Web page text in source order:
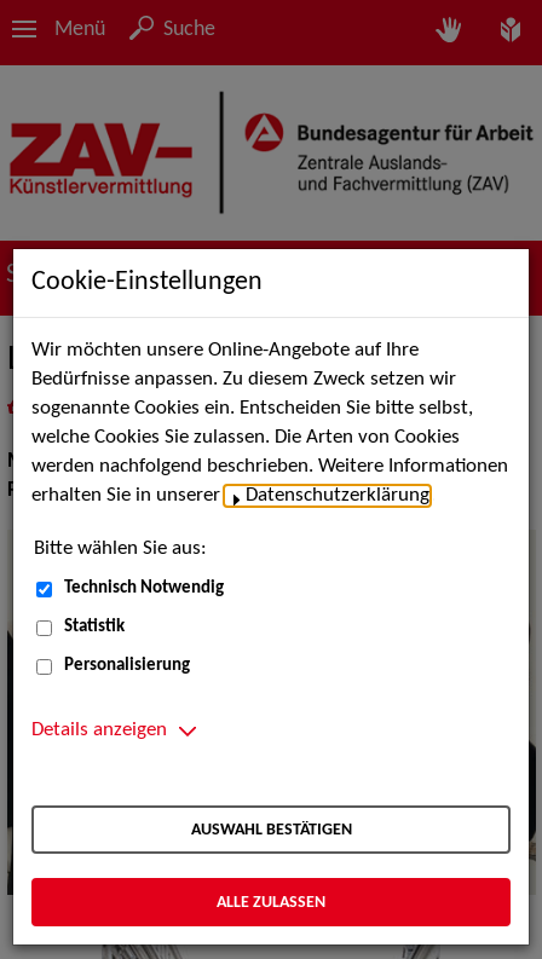
Menü Suche
Suche nach Künstler*innen
Lieblingslied
als PDF speichern
inMeine Merklistelegen
Musik:Pop, Rock & Tanzmusik
Pop Rock Tanzmusik:Balladen Songs, Rock, Top 40, Soul
Cookie-Einstellungen
Wir möchten unsere Online-Angebote auf Ihre
Bedürfnisse anpassen. Zu diesem Zweck setzen wir
sogenannte Cookies ein. Entscheiden Sie bitte selbst,
welche Cookies Sie zulassen. Die Arten von Cookies
werden nachfolgend beschrieben. Weitere Informationen
erhalten Sie in unserer
Datenschutzerklärung
Bitte wählen Sie aus:
Technisch Notwendig
Statistik
Personalisierung
Details anzeigen
AUSWAHL BESTÄTIGEN
ALLE ZULASSEN